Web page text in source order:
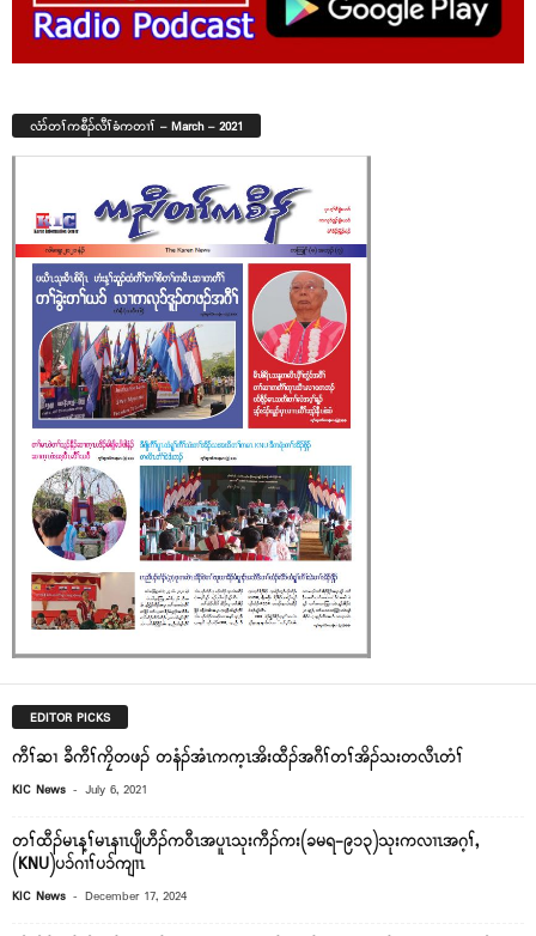
လံာ်တၢ်ကစီၣ်လီၢ်ခံကတၢၢ် – March – 2021
EDITOR PICKS
ကီၢ်ဆၢ ခီကီၢ်ကၠိတဖၣ် တနံၣ်အံၤကက့ၤအိးထီၣ်အဂီၢ်တၢ်အိၣ်သးတလီၤတံၢ်
KIC News - July 6, 2021
တၢ်ထီၣ်မၤန့ၢ်မၤနၢၤပျီဟီၣ်ကဝီၤအပူၤသုးကီၣ်ကး(ခမရ-၉၁၃)သုးကလၢၤအဂ့ၢ်,
(KNU)ပၥ်ဂၢၢ်ပၥ်ကျၢၤ
KIC News - December 17, 2024